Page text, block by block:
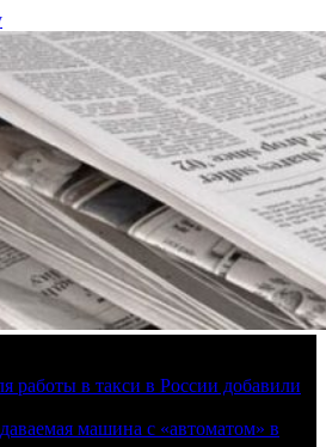
работы в такси в России добавили
машина с «автоматом» в